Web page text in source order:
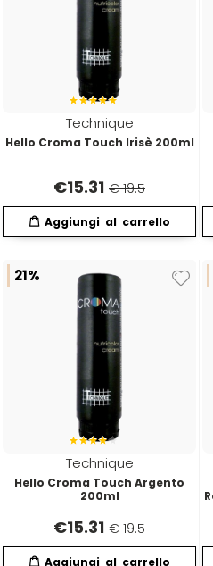
Artego
Arya
Ascèt
Astra
Aurore
Davines
Depot
Directions
Diva
Dr.K Soap
Emulsioni
Emulsioni
Technique
Hello Croma Touch Irisè 200ml
€15.31 € 19.5
21%
Technique
Hello Croma Touch Argento
200ml
€15.31 € 19.5